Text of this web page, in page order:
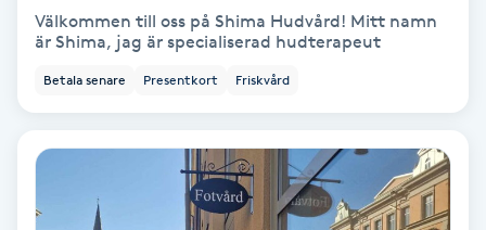
Picolaser
Piercing
Pigmentfläckar
Välkommen till oss på Shima Hudvård! Mitt namn
är Shima, jag är specialiserad hudterapeut
Betala senare Presentkort Friskvård